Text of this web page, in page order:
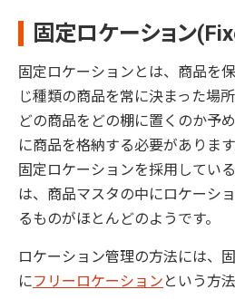
固定ロケーション
固定ロケーションとは、商品を
じ種類の商品を常に決まった場
どの商品をどの棚に置くのか予
に商品を格納する必要があります
固定ロケーションを採用してい
は、商品マスタの中にロケーシ
るものがほとんどのようです。
ロケーション管理の方法には、
にフリーロケーション という方